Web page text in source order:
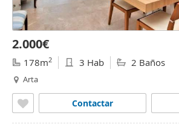
2.000€
178m2 3 Hab 2 Baños
Arta
Contactar